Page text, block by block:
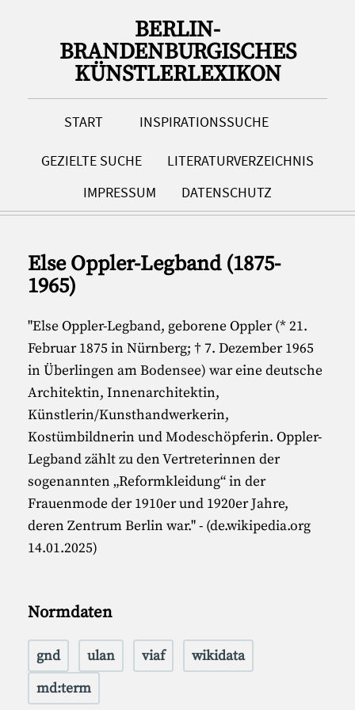
BERLIN-
BRANDENBURGISCHES
KÜNSTLERLEXIKON
START INSPIRATIONSSUCHE
GEZIELTE SUCHE
LITERATURVERZEICHNIS
IMPRESSUM
DATENSCHUTZ
Else Oppler-Legband (1875-
1965)
"Else Oppler-Legband, geborene Oppler (* 21.
Februar 1875 in Nürnberg; † 7. Dezember 1965
in Überlingen am Bodensee) war eine deutsche
Architektin, Innenarchitektin,
Künstlerin/Kunsthandwerkerin,
Kostümbildnerin und Modeschöpferin. Oppler-
Legband zählt zu den Vertreterinnen der
sogenannten „Reformkleidung“ in der
Frauenmode der 1910er und 1920er Jahre,
deren Zentrum Berlin war." - (de.wikipedia.org
14.01.2025)
Normdaten
gnd ulan viaf
wikidata
md:term